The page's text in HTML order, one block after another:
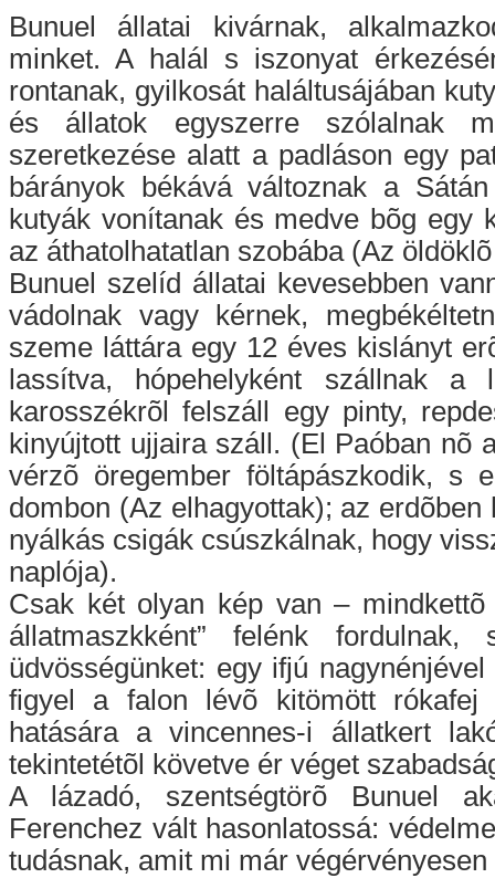
Bunuel állatai kivárnak,
minket. A halál s iszonyat
rontanak, gyilkosát haláltusájában
és állatok egyszerre szólalnak
szeretkezése alatt a padláson egy
bárányok békává változnak a
kutyák vonítanak és medve bõg egy
az áthatolhatatlan szobába (Az
Bunuel szelíd állatai kevesebben
vádolnak vagy kérnek,
szeme láttára egy 12 éves kislányt
lassítva, hópehelyként szállnak a
karosszékrõl felszáll egy pinty,
kinyújtott ujjaira száll. (El Paóban nõ
vérzõ öregember föltápászkodik, s
dombon (Az elhagyottak); az
nyálkás csigák csúszkálnak, hogy
naplója).
Csak két olyan kép van –
állatmaszkként” felénk
üdvösségünket: egy ifjú
figyel a falon lévõ kitömött rókafej
hatására a vincennes-i állatkert
tekintetétõl követve ér véget
A lázadó, szentségtörõ Bunuel
Ferenchez vált hasonlatossá:
tudásnak, amit mi már